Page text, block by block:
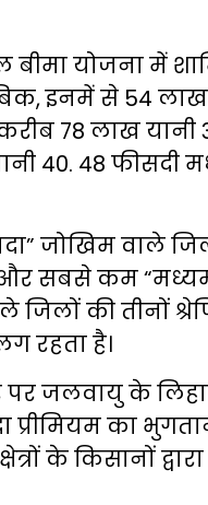
बीमा योजना में
इनमें से 54 लाख
78 लाख यानी
40. 48 फीसदी
जोखिम वाले
और सबसे कम
की तीनों
रहता है।
जलवायु के
प्रीमियम का
के किसानों